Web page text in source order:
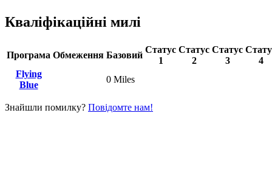
Кваліфікаційні милі
Програма Обмеження Базовий
Статус
1
Статус
2
Статус
3
4
Flying
Blue
0 Miles
Знайшли помилку? Повідомте нам!